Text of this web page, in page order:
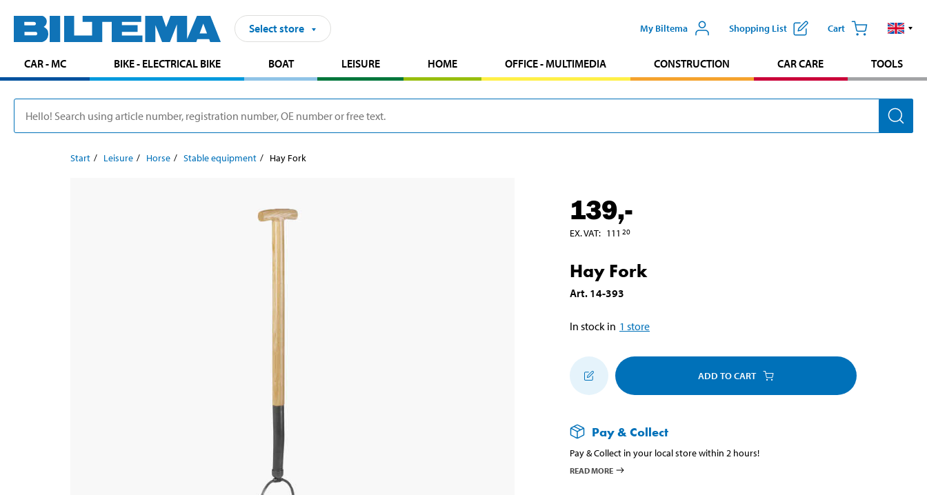
Select store My Biltema Shopping List Cart
CAR - MC BIKE - ELECTRICAL BIKE BOAT LEISURE HOME OFFICE - MULTIMEDIA CONSTRUCTION CAR CARE TOOLS
Start Leisure Horse Stable equipment Hay Fork
139,-
EX. VAT: 111 20
Hay Fork
Art. 14-393
In stock in 1 store
ADD TO CART
Pay & Collect
Pay & Collect in your local store within 2 hours!
READ MORE